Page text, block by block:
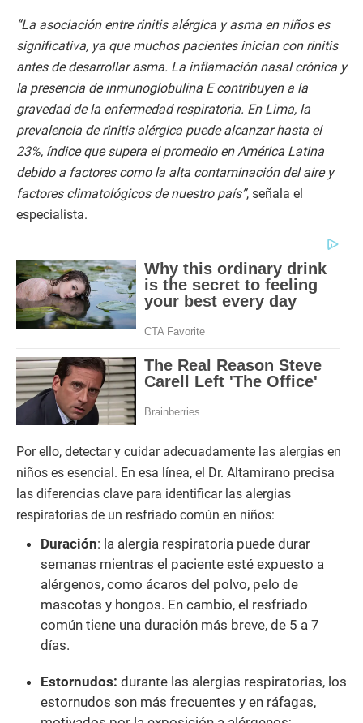
“La asociación entre rinitis alérgica y asma en niños es
significativa, ya que muchos pacientes inician con rinitis
antes de desarrollar asma. La inflamación nasal crónica y
la presencia de inmunoglobulina E contribuyen a la
gravedad de la enfermedad respiratoria. En Lima, la
prevalencia de rinitis alérgica puede alcanzar hasta el
23%, índice que supera el promedio en América Latina
debido a factores como la alta contaminación del aire y
factores climatológicos de nuestro país”, señala el
especialista.
Por ello, detectar y cuidar adecuadamente las alergias en
niños es esencial. En esa línea, el Dr. Altamirano precisa
las diferencias clave para identificar las alergias
respiratorias de un resfriado común en niños:
Duración: la alergia respiratoria puede durar
semanas mientras el paciente esté expuesto a
alérgenos, como ácaros del polvo, pelo de
mascotas y hongos. En cambio, el resfriado
común tiene una duración más breve, de 5 a 7
días.
Estornudos: durante las alergias respiratorias, los
estornudos son más frecuentes y en ráfagas,